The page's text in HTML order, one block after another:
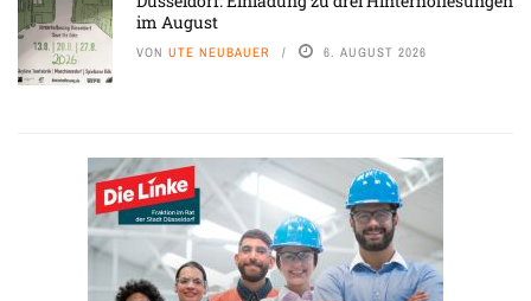
im August
VON UTE NEUBAUER 6. AUGUST 2026